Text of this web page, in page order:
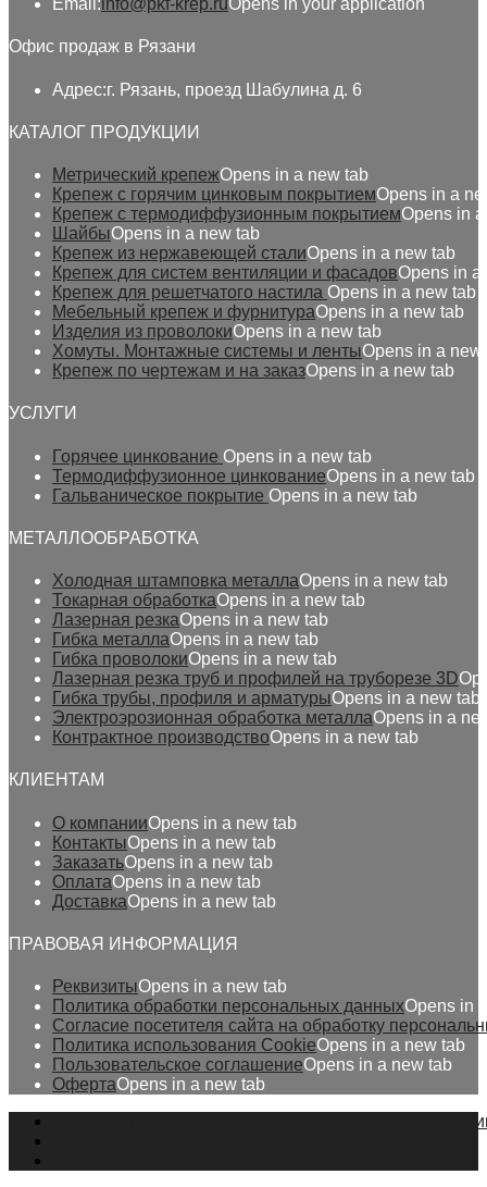
Email: info@pkf-krep.ruOpens in your application
Офис продаж в Рязани
Адрес:г. Рязань, проезд Шабулина д. 6
КАТАЛОГ ПРОДУКЦИИ
Метрический крепежOpens in a new tab
Крепеж с горячим цинковым покрытиемOpens in a
Крепеж с термодиффузионным покрытиемOpens in
ШайбыOpens in a new tab
Крепеж из нержавеющей сталиOpens in a new tab
Крепеж для систем вентиляции и фасадовOpens in a
Крепеж для решетчатого настила Opens in a new tab
Мебельный крепеж и фурнитураOpens in a new tab
Изделия из проволокиOpens in a new tab
Хомуты. Монтажные системы и лентыOpens in a new
Крепеж по чертежам и на заказOpens in a new tab
УСЛУГИ
Горячее цинкование Opens in a new tab
Термодиффузионное цинкованиеOpens in a new tab
Гальваническое покрытие Opens in a new tab
МЕТАЛЛООБРАБОТКА
Холодная штамповка металлаOpens in a new tab
Токарная обработкаOpens in a new tab
Лазерная резкаOpens in a new tab
Гибка металлаOpens in a new tab
Гибка проволокиOpens in a new tab
Лазерная резка труб и профилей на труборезе 3D
Гибка трубы, профиля и арматурыOpens in a new tab
Электроэрозионная обработка металлаOpens in a
Контрактное производствоOpens in a new tab
КЛИЕНТАМ
О компанииOpens in a new tab
КонтактыOpens in a new tab
ЗаказатьOpens in a new tab
ОплатаOpens in a new tab
ДоставкаOpens in a new tab
ПРАВОВАЯ ИНФОРМАЦИЯ
РеквизитыOpens in a new tab
Политика обработки персональных данныхOpens in
Согласие посетителя сайта на обработку
Политика использования CookieOpens in a new tab
Пользовательское соглашениеOpens in a new tab
ОфертаOpens in a new tab
На сайте применяются рекомендательные